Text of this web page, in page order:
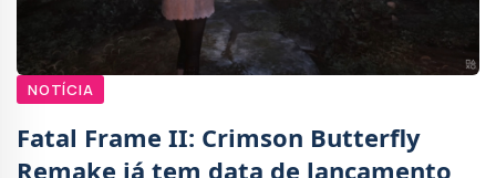
NOTÍCIA
Fatal Frame II: Crimson Butterfly
Remake já tem data de lançamento